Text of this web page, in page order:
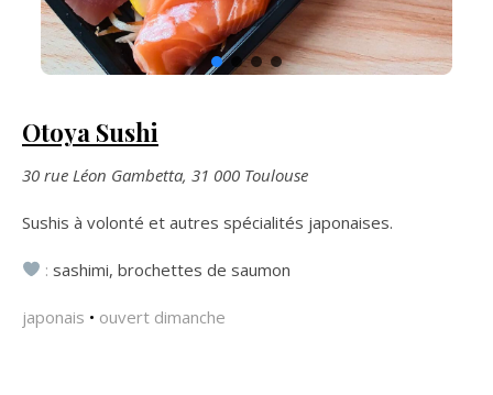
Otoya Sushi
30 rue Léon Gambetta, 31 000 Toulouse
Sushis à volonté et autres spécialités japonaises.
: sashimi, brochettes de saumon
japonais • ouvert dimanche